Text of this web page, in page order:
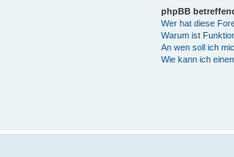
phpBB
Wer hat diese
Warum ist
An wen soll ich
Wie kann ich